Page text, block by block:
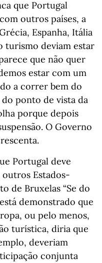
que Portugal
outros países, a
Espanha, Itália
turismo deviam estar
que não quer
estar com um
a correr bem do
ponto de vista da
porque depois
O Governo
Portugal deve
Estados-
de Bruxelas “Se do
demonstrado que
ou pelo menos,
turística, diria que
deveriam
conjunta